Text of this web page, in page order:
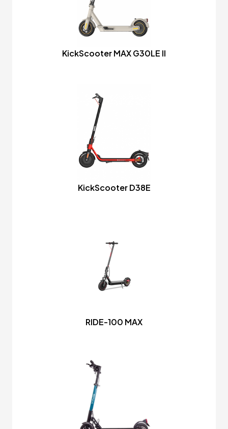
KickScooter MAX G30LE II
KickScooter D38E
RIDE-100 MAX